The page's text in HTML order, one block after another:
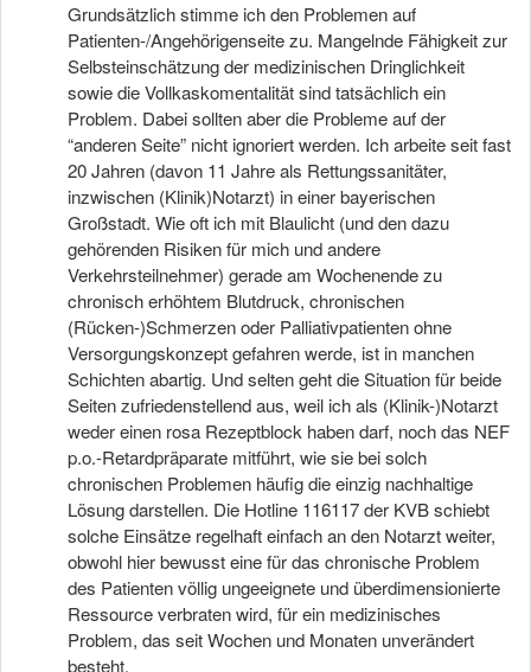
Grundsätzlich stimme ich den Problemen auf
Patienten-/Angehörigenseite zu. Mangelnde Fähigkeit zur
Selbsteinschätzung der medizinischen Dringlichkeit
sowie die Vollkaskomentalität sind tatsächlich ein
Problem. Dabei sollten aber die Probleme auf der
“anderen Seite” nicht ignoriert werden. Ich arbeite seit fast
20 Jahren (davon 11 Jahre als Rettungssanitäter,
inzwischen (Klinik)Notarzt) in einer bayerischen
Großstadt. Wie oft ich mit Blaulicht (und den dazu
gehörenden Risiken für mich und andere
Verkehrsteilnehmer) gerade am Wochenende zu
chronisch erhöhtem Blutdruck, chronischen
(Rücken-)Schmerzen oder Palliativpatienten ohne
Versorgungskonzept gefahren werde, ist in manchen
Schichten abartig. Und selten geht die Situation für beide
Seiten zufriedenstellend aus, weil ich als (Klinik-)Notarzt
weder einen rosa Rezeptblock haben darf, noch das NEF
p.o.-Retardpräparate mitführt, wie sie bei solch
chronischen Problemen häufig die einzig nachhaltige
Lösung darstellen. Die Hotline 116117 der KVB schiebt
solche Einsätze regelhaft einfach an den Notarzt weiter,
obwohl hier bewusst eine für das chronische Problem
des Patienten völlig ungeeignete und überdimensionierte
Ressource verbraten wird, für ein medizinisches
Problem, das seit Wochen und Monaten unverändert
besteht.